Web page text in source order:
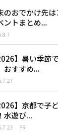
のおでかけ先
ントまとめ...
】暑い季節
おすすめ...
】京都で子
水遊び...
PR